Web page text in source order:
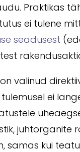
Praktikas
ei tulene
seadusest
valinud
ei
juhtorganite
samas kui